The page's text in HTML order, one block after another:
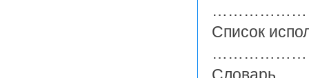
Список